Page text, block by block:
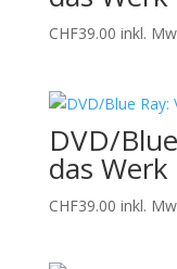
CHF39.00 inkl.
DVD/
das Werk
CHF39.00 inkl.